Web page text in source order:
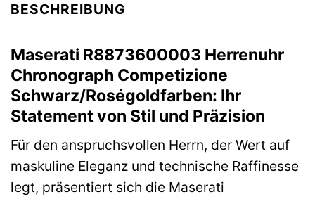
BESCHREIBUNG
Maserati R8873600003 Herrenuhr
Chronograph Competizione
Schwarz/Roségoldfarben: Ihr
Statement von Stil und Präzision
Für den anspruchsvollen Herrn, der Wert auf
maskuline Eleganz und technische Raffinesse
legt, präsentiert sich die Maserati